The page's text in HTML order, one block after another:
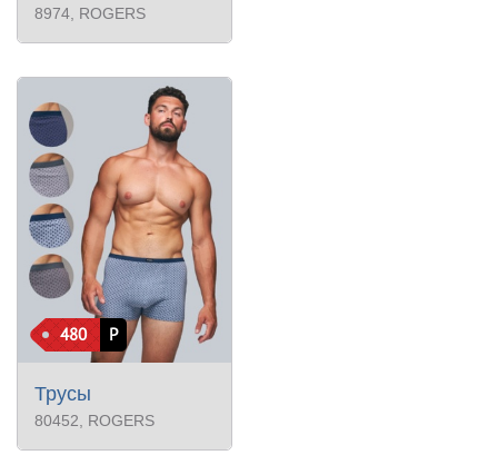
8974, ROGERS
480 Р
Трусы
80452 , ROGERS